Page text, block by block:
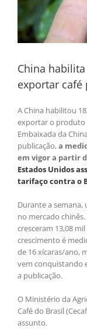
China
exportar café
A China habilitou
exportar o produto
Embaixada da
publicação,a
em vigor a partir
Estados Unidos
tarifaço contra o
Durante a
no mercado
cresceram 13,08
crescimento é
de 16 xícaras/ano,
vem conquistando
a publicação.
O Ministério da
Café do Brasil
assunto.